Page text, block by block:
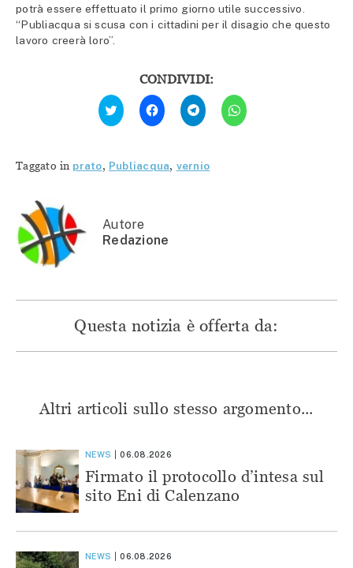
potrà essere effettuato il primo giorno utile successivo.
“Publiacqua si scusa con i cittadini per il disagio che questo
lavoro creerà loro”.
CONDIVIDI:
Fai
clic
qui
Twitter
(Si
finestra)
Fai
clic
per
condividere
(Si
apre
Fai
clic
per
condividere
(Si
apre
Fai
clic
per
Taggato in prato, Publiacqua, vernio
Autore
Redazione
Questa notizia è offerta da:
Altri articoli sullo stesso argomento...
NEWS 06.08.2026
Firmato il protocollo d’intesa sul
sito Eni di Calenzano
NEWS 06.08.2026